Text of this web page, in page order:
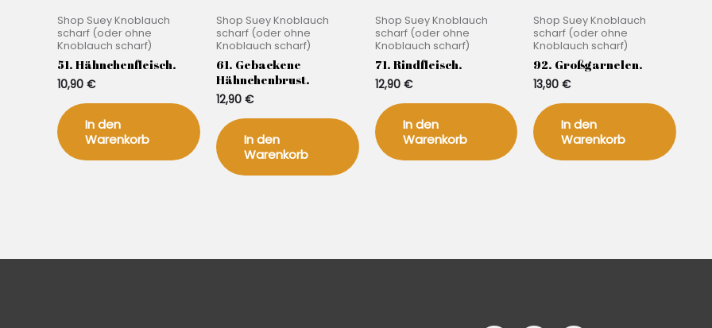
Shop Suey Knoblauch
scharf (oder ohne
Knoblauch scharf)
51. Hähnchenfleisch.
10,90 €
In den
Warenkorb
Shop Suey Knoblauch
scharf (oder ohne
Knoblauch scharf)
61. Gebackene
Hähnchenbrust.
12,90 €
In den
Warenkorb
Shop Suey Knoblauch
scharf (oder ohne
Knoblauch scharf)
71. Rindfleisch.
12,90 €
In den
Warenkorb
Shop Suey Knoblauch
scharf (oder ohne
Knoblauch scharf)
92. Großgarnelen.
13,90€
In den
Warenkorb